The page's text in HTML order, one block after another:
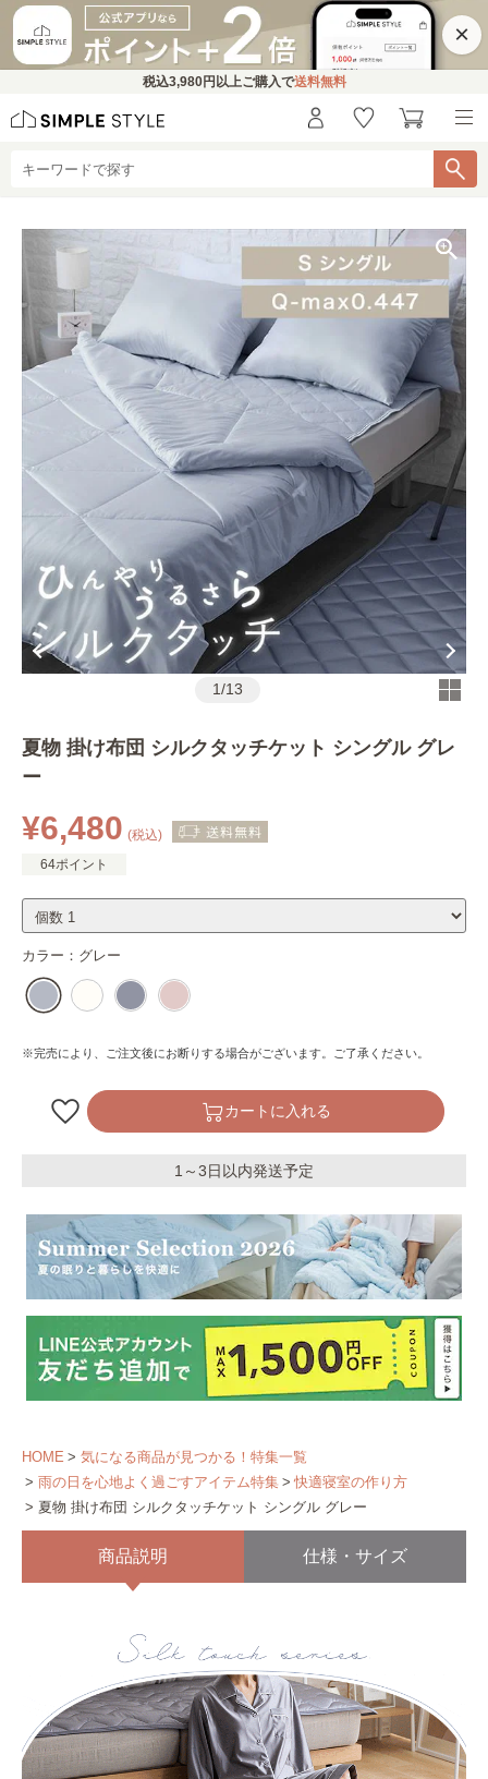
×
税込3,980円 以上ご購入で送料無料
1/13
夏物 掛け布団 シルクタッチケット シングル グレ
ー
¥6,480 (税込)
64ポイント
カラー： グレー
※完売により、ご注文後にお断りする場合がございます。ご了承ください。
カートに入れる
1～3日以内発送予定
HOME
気になる商品が見つかる！特集一覧
雨の日を心地よく過ごすアイテム特集
快適寝室の作り方
夏物 掛け布団 シルクタッチケット シングル グレー
商品説明 仕様・サイズ